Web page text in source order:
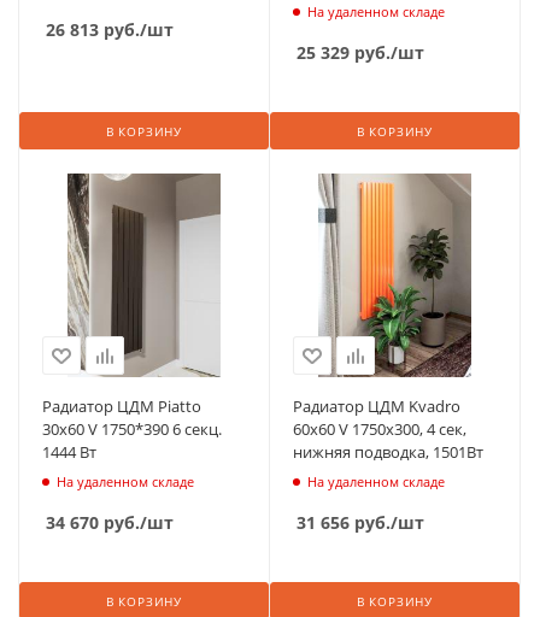
26 813 руб./шт
В КОРЗИНУ
На удаленном складе
25 329 руб./шт
В КОРЗИНУ
Радиатор ЦДМ Piatto
30х60 V 1750*390 6 секц.
1444 Вт
На удаленном складе
34 670 руб./шт
В КОРЗИНУ
Радиатор ЦДМ Kvadro
60x60 V 1750x300, 4 сек,
нижняя подводка, 1501Вт
На удаленном складе
31 656 руб./шт
В КОРЗИНУ